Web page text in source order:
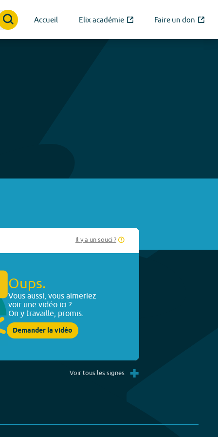
Accueil Elix académie Faire un don
Il y a un souci ?
Oups.
Vous aussi, vous aimeriez
voir une vidéo ici ?
On y travaille, promis.
Demander la vidéo
Voir tous les signes +